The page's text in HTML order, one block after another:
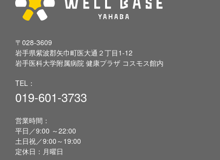
〒028-3609
岩手県紫波郡矢巾町医大通２丁目1-12
岩手医科大学附属病院 健康プラザ コスモス館内
TEL：
019-601-3733
営業時間：
平日／9:00 ～22:00
土日祝／9:00～19:00
定休日：月曜日